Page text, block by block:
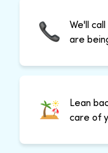
We'll
are
Lean
care of